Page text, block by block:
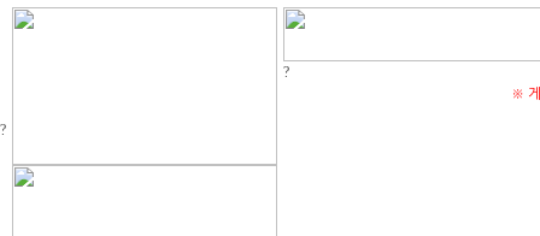
?
?
※